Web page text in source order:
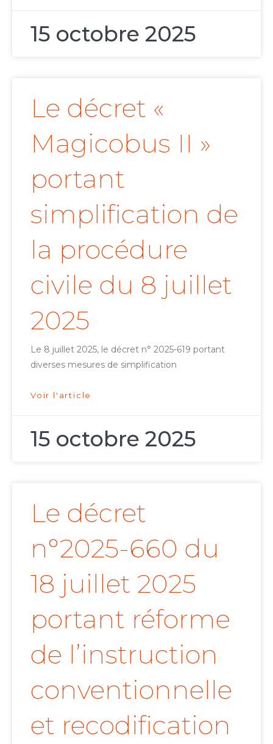
15 octobre 2025
Le décret «
Magicobus II »
portant
simplification de
la procédure
civile du 8 juillet
2025
Le 8 juillet 2025, le décret n° 2025-619 portant
diverses mesures de simplification
Voir l'article
15 octobre 2025
Le décret
n°2025-660 du
18 juillet 2025
portant réforme
de l’instruction
conventionnelle
et recodification